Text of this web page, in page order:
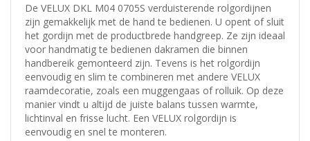
De VELUX DKL M04 0705S verduisterende rolgordijnen
zijn gemakkelijk met de hand te bedienen. U opent of sluit
het gordijn met de productbrede handgreep. Ze zijn ideaal
voor handmatig te bedienen dakramen die binnen
handbereik gemonteerd zijn. Tevens is het rolgordijn
eenvoudig en slim te combineren met andere VELUX
raamdecoratie, zoals een muggengaas of rolluik. Op deze
manier vindt u altijd de juiste balans tussen warmte,
lichtinval en frisse lucht. Een VELUX rolgordijn is
eenvoudig en snel te monteren.